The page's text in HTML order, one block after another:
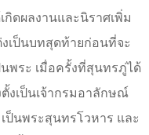
กิดผลงานและนิราศเพิ่ม
เป็นบทสุดท้ายก่อนที่จะ
พระ เมื่อครั้งที่สุนทรภู่ได้
งเป็นเจ้ากรมอาลักษณ์
ป็นพระสุนทรโวหาร และ